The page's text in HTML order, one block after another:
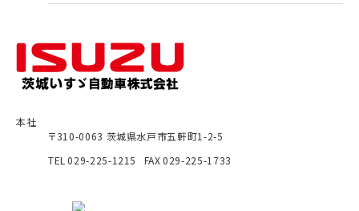
本社
〒310-0063 茨城県水戸市五軒町1-2-5
TEL 029-225-1215 FAX029-225-1733